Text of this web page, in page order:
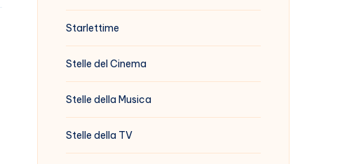
Starlettime
Stelle del Cinema
Stelle della Musica
Stelle della TV